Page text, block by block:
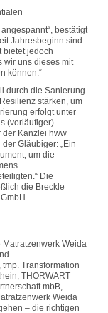
bestätigt
Jahresbeginn sind
bietet jedoch
wir uns dieses mit
können.“
durch die Sanierung
stärken, um
erfolgt unter
(vorläufiger)
der Kanzlei hww
Gläubiger: „Ein
um die
Die
die Breckle
Matratzenwerk Weida
Transformation
THORWART
mbB,
Weida
– die richtigen